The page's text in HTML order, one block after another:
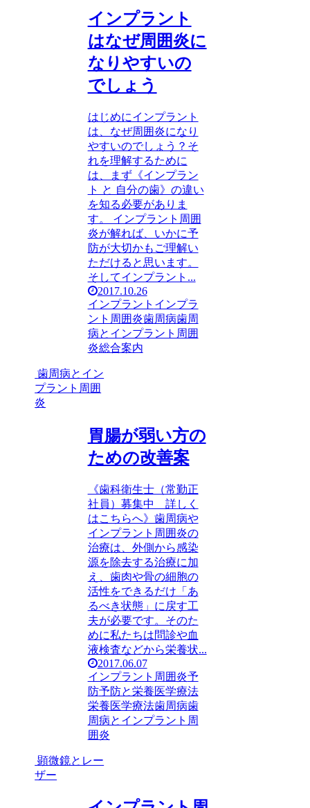
インプラント
はなぜ周囲炎に
なりやすいの
でしょう
はじめにインプラント
は、なぜ周囲炎になり
やすいのでしょう？そ
れを理解するために
は、まず《インプラン
ト と 自分の歯》の違い
を知る必要がありま
す。 インプラント周囲
炎が解れば、いかに予
防が大切かもご理解い
ただけると思います。
そしてインプラント...
2017.10.26
インプラント インプラ
ント周囲炎歯周病歯周
病とインプラント周囲
炎総合案内
歯周病とイン
プラント周囲
炎
胃腸が弱い方の
ための改善案
《歯科衛生士（常勤正
社員）募集中 詳しく
はこちらへ》歯周病や
インプラント周囲炎の
治療は、外側から感染
源を除去する治療に加
え、歯肉や骨の細胞の
活性をできるだけ「あ
るべき状態」に戻す工
夫が必要です。そのた
めに私たちは問診や血
液検査などから栄養状...
2017.06.07
インプラント周囲炎予
防予防と栄養医学療法
栄養医学療法歯周病歯
周病とインプラント周
囲炎
顕微鏡とレー
ザー